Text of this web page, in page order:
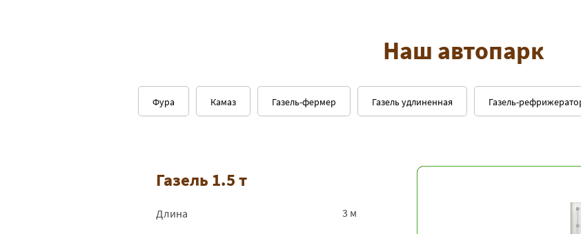
Наш автопарк
Газель удлиненная Газель-
Газель-фермер
Камаз
Фура
Газель 1.5 т
Длина 3 м